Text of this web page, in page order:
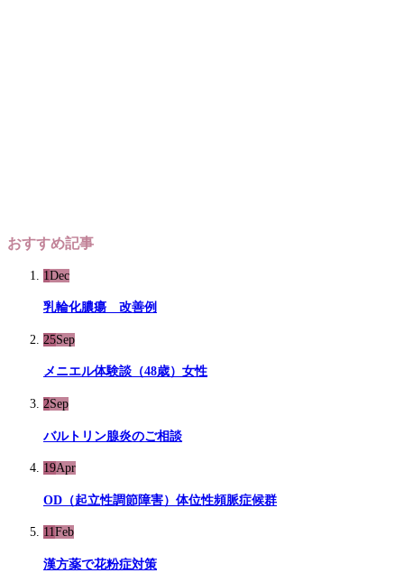
おすすめ記事
1Dec
乳輪化膿瘍 改善例
25Sep
メニエル体験談（48歳）女性
2Sep
バルトリン腺炎のご相談
19Apr
OD（起立性調節障害）体位性頻脈症候群
11Feb
漢方薬で花粉症対策